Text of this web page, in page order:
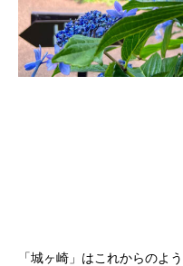
「城ヶ崎」はこれからのよ